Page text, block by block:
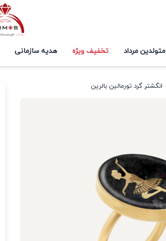
متولدین مرداد تخفیف ویژه هدیه سازمانی
انگشتر گرد تورمالین بالرین